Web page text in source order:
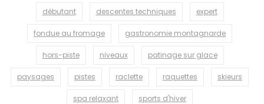
débutant descentes techniques expert
fondue au fromage gastronomie montagnarde
hors-piste niveaux patinage sur glace
paysages pistes raclette raquettes skieurs
spa relaxant sports d'hiver